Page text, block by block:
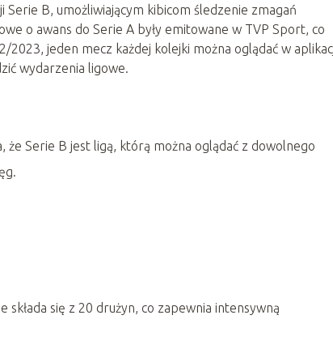
B, umożliwiającym kibicom śledzenie zmagań
o awans do Serie A były emitowane w TVP Sport, co
jeden mecz każdej kolejki można oglądać w
wydarzenia ligowe.
Serie B jest ligą, którą można oglądać z dowolnego
się z 20 drużyn, co zapewnia intensywną